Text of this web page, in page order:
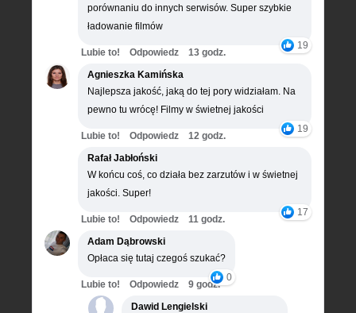
porównaniu do innych serwisów. Super szybkie
ładowanie filmów
19
Lubie to! Odpowiedz
13 godz.
Agnieszka Kamińska
Najlepsza jakość, jaką do tej pory widziałam. Na
pewno tu wrócę! Filmy w świetnej jakości
19
Lubie to! Odpowiedz
12 godz.
Rafał Jabłoński
W końcu coś, co działa bez zarzutów i w świetnej
jakości. Super!
17
Lubie to! Odpowiedz
11 godz.
Adam Dąbrowski
Opłaca się tutaj czegoś szukać?
0
Lubie to! Odpowiedz
9 godz.
Dawid Lengielski